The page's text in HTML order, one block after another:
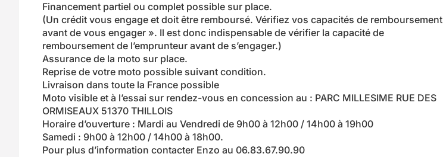
Financement partiel ou complet possible sur place.
(Un crédit vous engage et doit être remboursé. Vérifiez vos capacités de remboursement
avant de vous engager ». Il est donc indispensable de vérifier la capacité de
remboursement de l’emprunteur avant de s’engager.)
Assurance de la moto sur place.
Reprise de votre moto possible suivant condition.
Livraison dans toute la France possible
Moto visible et à l’essai sur rendez-vous en concession au : PARC MILLESIME RUE DES
ORMISEAUX 51370 THILLOIS
Horaire d’ouverture : Mardi au Vendredi de 9h00 à 12h00 / 14h00 à 19h00
Samedi : 9h00 à 12h00 / 14h00 à 18h00.
Pour plus d’information contacter Enzo au 06.83.67.90.90